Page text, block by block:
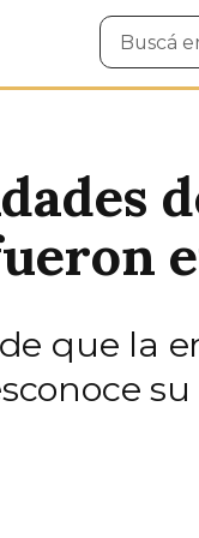
Buscar
en
que la